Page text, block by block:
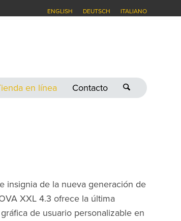
ENGLISH DEUTSCH ITALIANO
en línea Contacto
insignia de la nueva generación de
XXL 4.3 ofrece la última
de usuario personalizable en